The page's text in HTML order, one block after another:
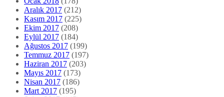
Aralık 2017 (212)
Kasım 2017 (225)
Ekim 2017 (208)
Eylül 2017 (184)
Ağustos 2017 (199)
Temmuz 2017 (197)
Haziran 2017 (203)
Mayıs 2017 (173)
Nisan 2017 (186)
Mart 2017 (195)